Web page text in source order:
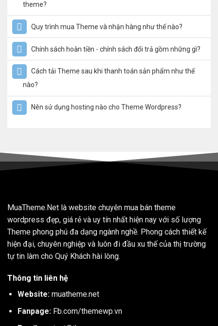
theme?
Quy trình mua Theme và nhận hàng như thế nào?
Chính sách hoàn tiền - chính sách đổi trả gồm những gì?
Cách tải Theme sau khi thanh toán sản phẩm như thế
nào?
Nên sử dụng hosting nào cho Theme Wordpress?
MuaTheme.Net là website chuyên mua bán theme
wordpress đẹp, giá rẻ và uy tín nhất hiện nay với số lượng
Theme phong phú đa dạng ngành nghề. Phong cách thiết kế
hiện đại, chuyên nghiệp và luôn đi đầu xu thế của thị trường
tự tin làm cho Quý Khách hài lòng.
Thông tin liên hệ
Website: muatheme.net
Fanpage: Fb.com/themewp.vn